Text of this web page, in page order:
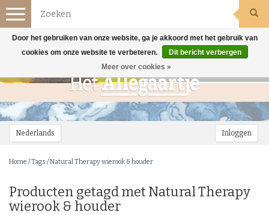
Nederlands Inloggen
Toggle
navigation
Home /Tags /Natural Therapy wierook & houder
Producten getagd met Natural Therapy
wierook & houder
Door het gebruiken van onze website, ga je akkoord met het gebruik van
cookies om onze website te verbeteren.
Dit bericht verbergen
Meer over cookies »